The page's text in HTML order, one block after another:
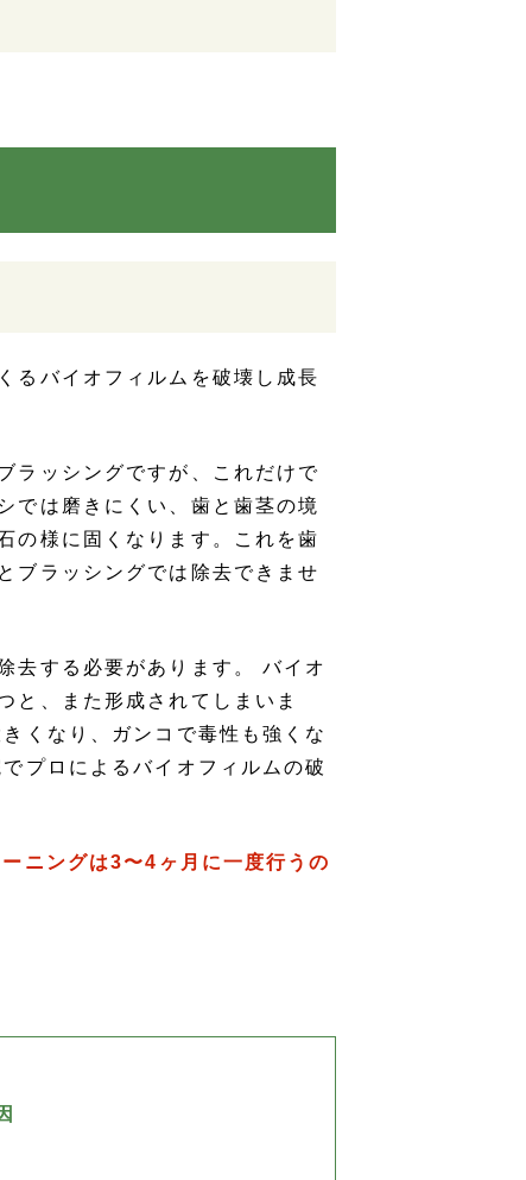
るバイオフィルムを破壊し成長
ラッシングですが、これだけで
では磨きにくい、歯と歯茎の境
の様に固くなります。これを歯
ブラッシングでは除去できませ
去する必要があります。 バイオ
と、また形成されてしまいま
くなり、ガンコで毒性も強くな
プロによるバイオフィルムの破
ニングは3〜4ヶ月に一度行うの